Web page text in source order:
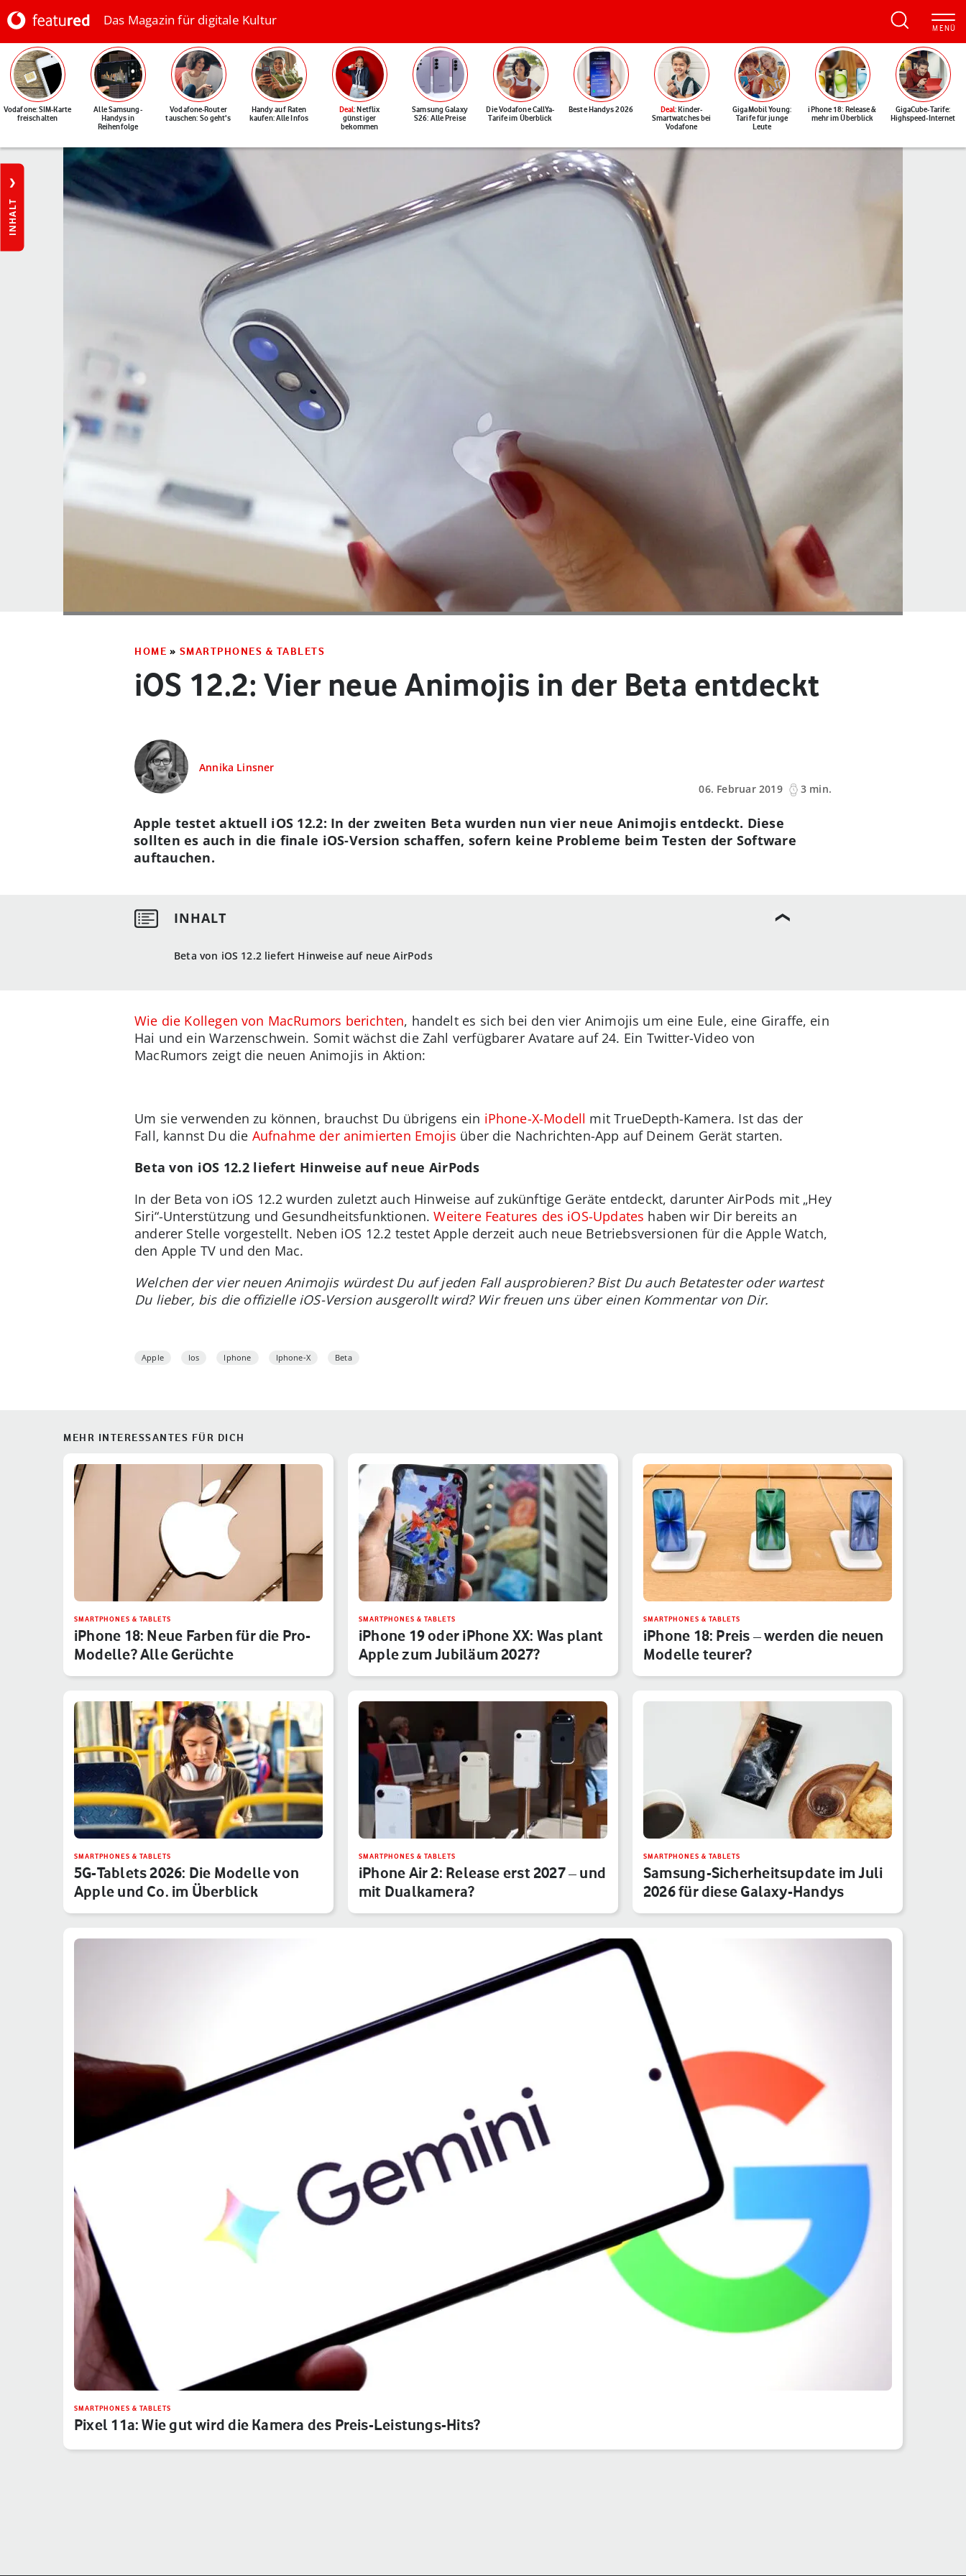
Das Magazin für digitale Kultur
Vodafone: SIM-Karte
freischalten
Alle Samsung-
Handys in
Reihenfolge
Vodafone-Router
tauschen: So geht's
Handy auf Raten
kaufen: Alle Infos
Deal: Netflix
günstiger
bekommen
Samsung Galaxy
S26: Alle Preise
Die Vodafone CallYa-
Tarife im Überblick
Beste Handys 2026 Deal: Kinder-
Smartwatches bei
Vodafone
GigaMobil Young:
Tarife für junge
Leute
iPhone 18: Release &
mehr im Überblick
GigaCube-Tarife:
Highspeed-Internet
INHALT
HOME » SMARTPHONES & TABLETS
iOS 12.2: Vier neue Animojis in der Beta entdeckt
Annika Linsner
06. Februar 2019
3 min.
Beta von iOS 12.2 liefert Hinweise auf neue AirPods
Apple testet aktuell iOS 12.2: In der zweiten Beta wurden nun vier neue Animojis entdeckt. Diese
sollten es auch in die finale iOS-Version schaffen, sofern keine Probleme beim Testen der Software
auftauchen.
Wie die Kollegen von MacRumors berichten, handelt es sich bei den vier Animojis um eine Eule, eine Giraffe, ein
Hai und ein Warzenschwein. Somit wächst die Zahl verfügbarer Avatare auf 24. Ein Twitter-Video von
MacRumors zeigt die neuen Animojis in Aktion:
Um sie verwenden zu können, brauchst Du übrigens ein iPhone-X-Modell mit TrueDepth-Kamera. Ist das der
Fall, kannst Du die Aufnahme der animierten Emojis über die Nachrichten-App auf Deinem Gerät starten.
Beta von iOS 12.2 liefert Hinweise auf neue AirPods
In der Beta von iOS 12.2 wurden zuletzt auch Hinweise auf zukünftige Geräte entdeckt, darunter AirPods mit „Hey
Siri“-Unterstützung und Gesundheitsfunktionen.Weitere Features des iOS-Updates haben wir Dir bereits an
anderer Stelle vorgestellt. Neben iOS 12.2 testet Apple derzeit auch neue Betriebsversionen für die Apple Watch,
den Apple TV und den Mac.
Welchen der vier neuen Animojis würdest Du auf jeden Fall ausprobieren? Bist Du auch Betatester oder wartest
Du lieber, bis die offizielle iOS-Version ausgerollt wird? Wir freuen uns über einen Kommentar von Dir.
Apple Ios Iphone Iphone-X Beta
MEHR INTERESSANTES FÜR DICH
SMARTPHONES & TABLETS
iPhone 18: Neue Farben für die Pro-
Modelle? Alle Gerüchte
SMARTPHONES & TABLETS
iPhone 19 oder iPhone XX: Was plant
Apple zum Jubiläum 2027?
SMARTPHONES & TABLETS
iPhone 18: Preis – werden die neuen
Modelle teurer?
SMARTPHONES & TABLETS
5G-Tablets 2026: Die Modelle von
Apple und Co. im Überblick
SMARTPHONES & TABLETS
iPhone Air 2: Release erst 2027 – und
mit Dualkamera?
SMARTPHONES & TABLETS
Samsung-Sicherheitsupdate im Juli
2026 für diese Galaxy-Handys
SMARTPHONES & TABLETS
Pixel 11a: Wie gut wird die Kamera des Preis-Leistungs-Hits?